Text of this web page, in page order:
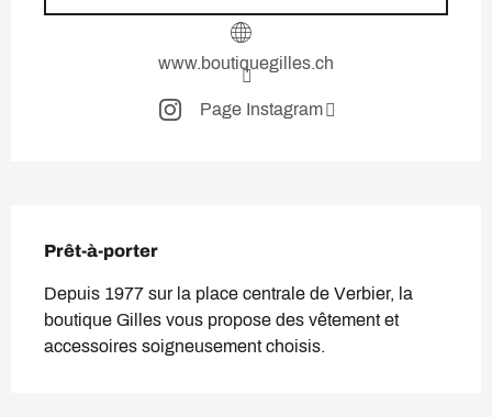
www.boutiquegilles.ch
Page Instagram
Prêt-à-porter
Depuis 1977 sur la place centrale de Verbier, la
boutique Gilles vous propose des vêtement et
accessoires soigneusement choisis.